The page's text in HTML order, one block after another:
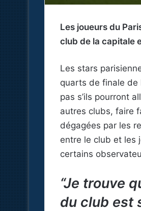
Les joueurs du
club de la capitale
Les stars
quarts de finale de
pas s’ils pourront
autres clubs, faire
dégagées par les
entre le club et les
certains
“Je trouve
du club est